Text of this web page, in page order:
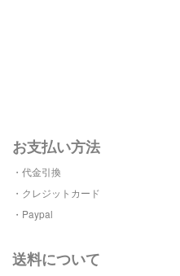
お支払い方法
・代金引換
・クレジットカード
・Paypal
送料について